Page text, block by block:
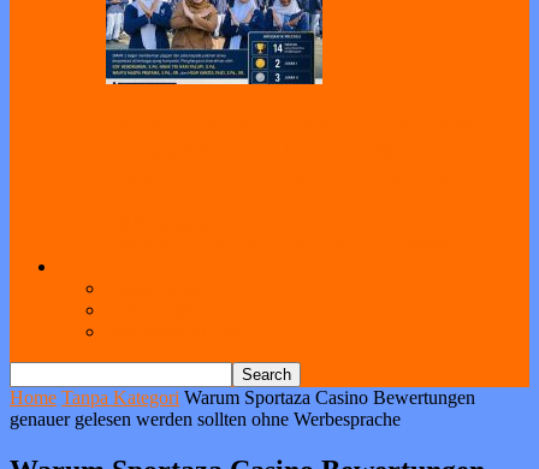
Home Tanpa Kategori Warum Sportaza Casino Bewertungen
genauer gelesen werden sollten ohne Werbesprache